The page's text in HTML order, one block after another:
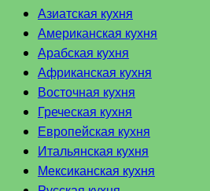
Азиатская кухня
Американская кухня
Арабская кухня
Африканская кухня
Восточная кухня
Греческая кухня
Европейская кухня
Итальянская кухня
Мексиканская кухня